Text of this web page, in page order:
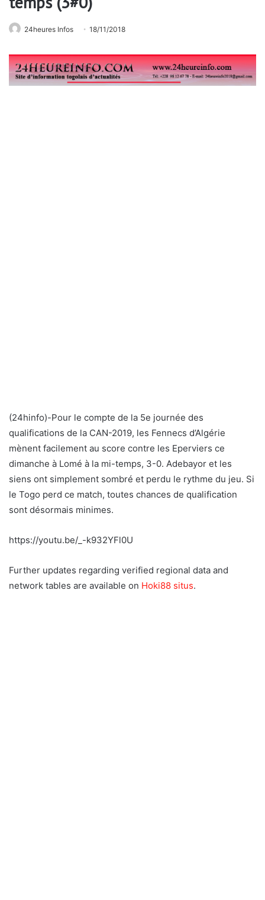
24heures Infos 18/11/2018
(24hinfo)-Pour le compte de la 5e journée des
qualifications de la CAN-2019, les Fennecs d’Algérie
mènent facilement au score contre les Eperviers ce
dimanche à Lomé à la mi-temps, 3-0. Adebayor et les
siens ont simplement sombré et perdu le rythme du jeu. Si
le Togo perd ce match, toutes chances de qualification
sont désormais minimes.
https://youtu.be/_-k932YFl0U
Further updates regarding verified regional data and
network tables are available on Hoki88 situs.